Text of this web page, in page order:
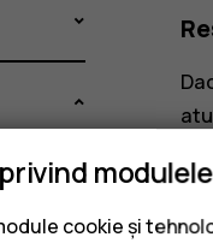
cookie și